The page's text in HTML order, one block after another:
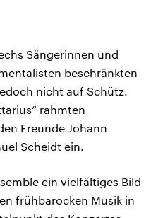
Sängerinnen und
beschränkten
nicht auf Schütz.
rahmten
Freunde Johann
Scheidt ein.
ein vielfältiges Bild
frühbarocken Musik in